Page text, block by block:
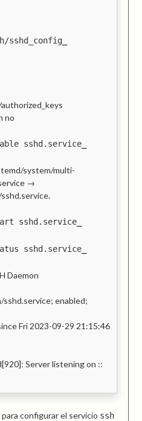
sshd_config
no
sshd.service
system/multi-
→
sshd.service
sshd.service
Daemon
enabled;
Fri 2023-09-29 21:15:46
Server listening on ::
configurar el servicio ssh